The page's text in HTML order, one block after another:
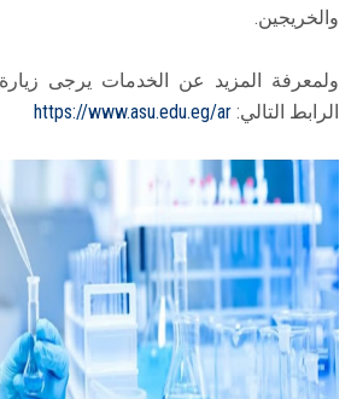
والخريجين.
ولمعرفة المزيد عن الخدمات يرجى
الرابط التالي: https://www.asu.edu.eg/ar